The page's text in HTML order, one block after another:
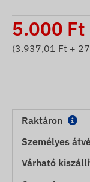
5.000 Ft
(3.937,01 Ft +
Raktáron
Személyes
Várható